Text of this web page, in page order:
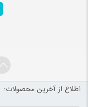
اطلاع از آخرین محصولات: